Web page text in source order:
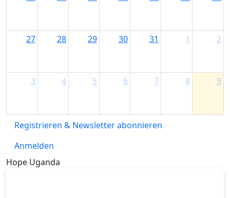
27 28 29 30 31 1 2
3 4 5 6 7 8 9
Registrieren & Newsletter abonnieren
Anmelden
Hope Uganda